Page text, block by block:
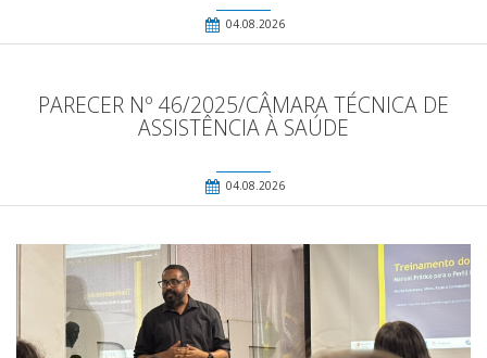
04.08.2026
PARECER Nº 46/2025/CÂMARA TÉCNICA DE
ASSISTÊNCIA À SAÚDE
04.08.2026